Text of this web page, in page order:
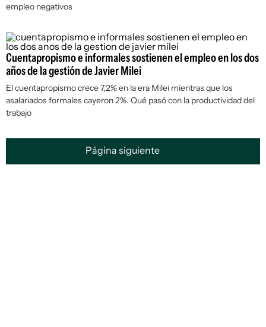
empleo negativos
Cuentapropismo e informales sostienen el empleo en los dos
años de la gestión de Javier Milei
El cuentapropismo crece 7,2% en la era Milei mientras que los
asalariados formales cayeron 2%. Qué pasó con la productividad del
trabajo
Página siguiente